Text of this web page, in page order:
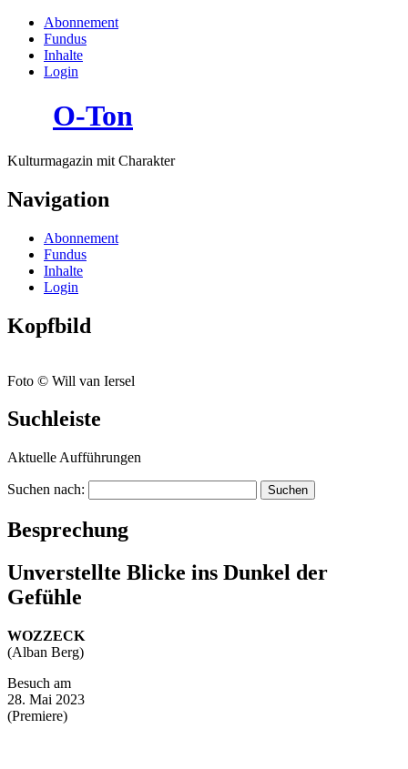
Abonnement
Fundus
Inhalte
Login
O-Ton
Kulturmagazin mit Charakter
Navigation
Abonnement
Fundus
Inhalte
Login
Kopfbild
Foto © Will van Iersel
Suchleiste
Aktuelle Aufführungen
Suchen nach:
Besprechung
Unverstellte Blicke ins Dunkel der
Gefühle
WOZZECK
(Alban Berg)
Besuch am
28. Mai 2023
(Premiere)